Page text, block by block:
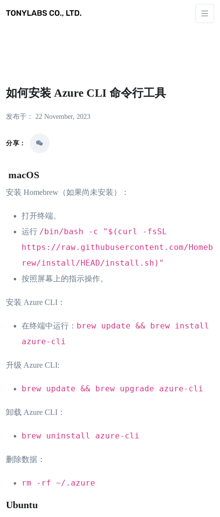
如何安装 Azure CLI 命令行工具
发布于： 22 November, 2023
分享：
macOS
安装 Homebrew（如果尚未安装）：
打开终端。
运行 /bin/bash -c "$(curl -fsSL
https://raw.githubusercontent.com/Homeb
rew/install/HEAD/install.sh)"
按照屏幕上的指示操作。
安装 Azure CLI：
在终端中运行： brew update && brew install
azure-cli
升级 Azure CLI:
brew update && brew upgrade azure-cli
卸载 Azure CLI：
brew uninstall azure-cli
删除数据：
rm -rf ~/.azure
Ubuntu